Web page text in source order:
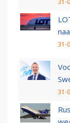
31-
31-
31-